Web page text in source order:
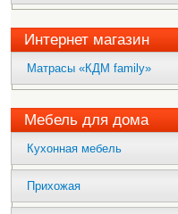
Интернет магазин
Матрасы «КДМ family»
Мебель для дома
Кухонная мебель
Прихожая